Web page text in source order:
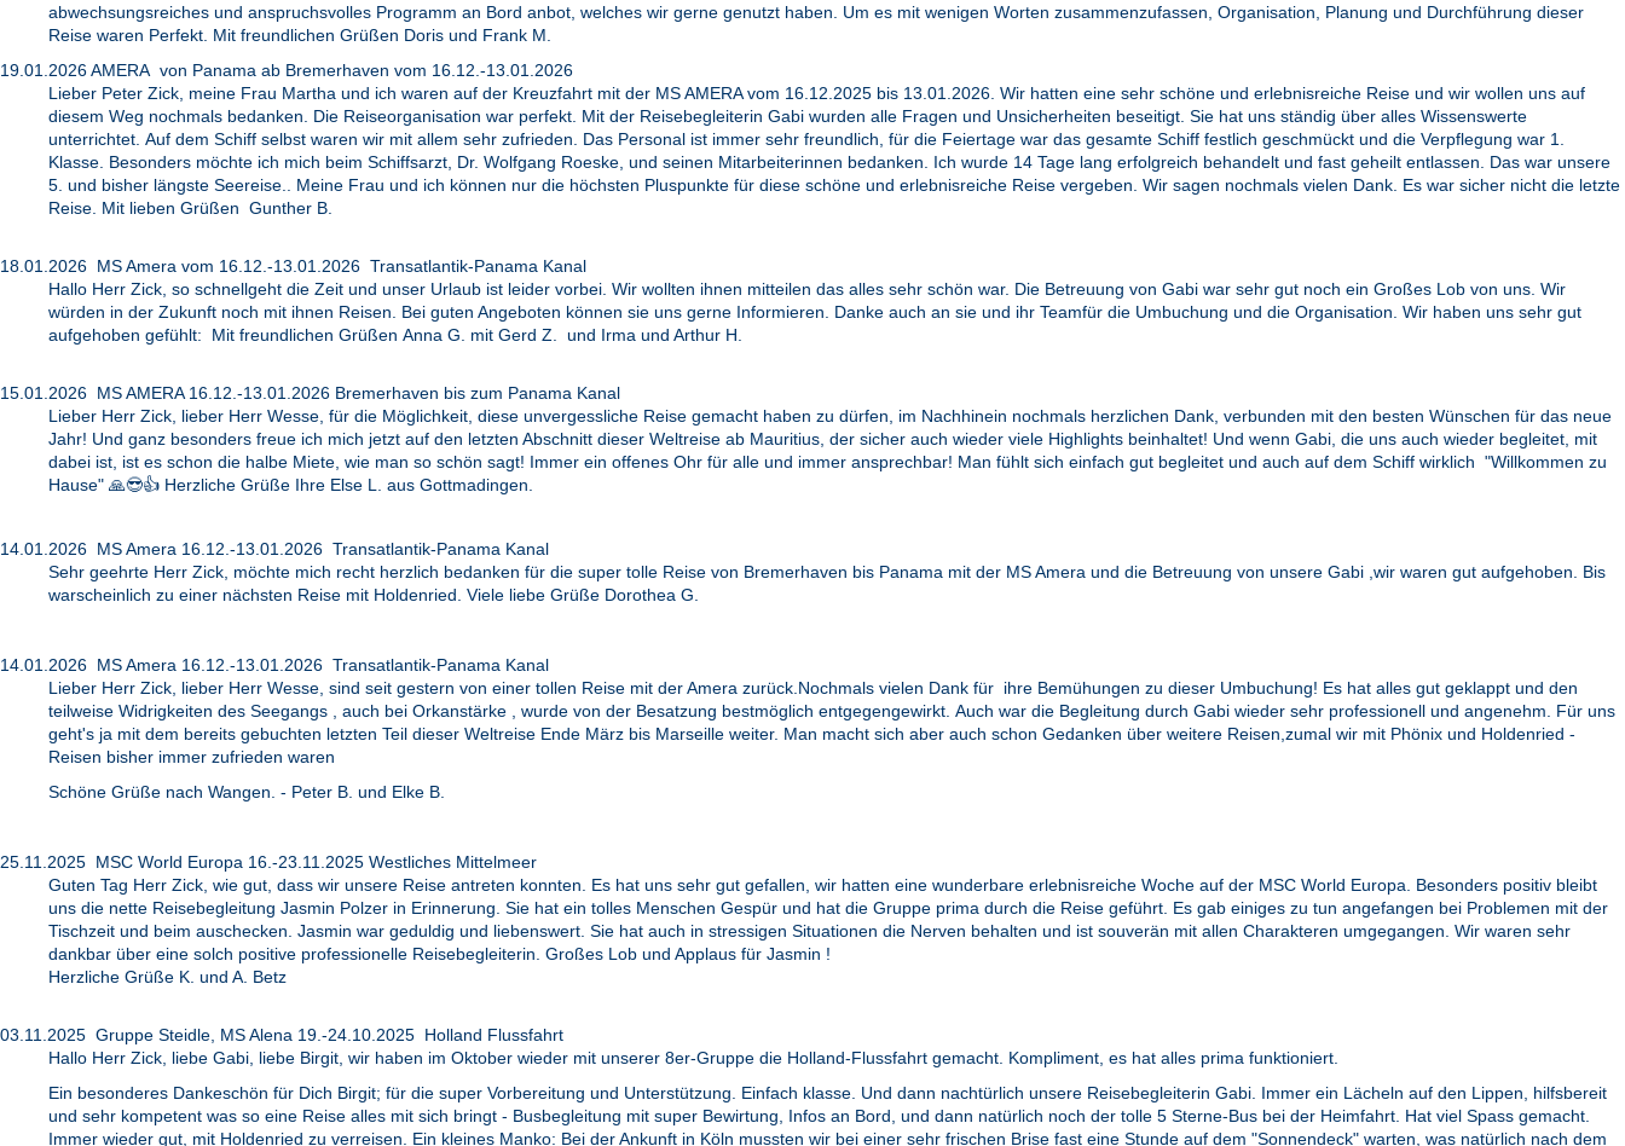
abwechsungsreiches und anspruchsvolles Programm an Bord anbot, welches wir gerne genutzt haben. Um es mit wenigen Worten zusammenzufassen, Organisation, Planung und Durchführung dieser
Reise waren Perfekt. Mit freundlichen Grüßen Doris und Frank M.
19.01.2026 AMERA von Panama ab Bremerhaven vom 16.12.-13.01.2026
Lieber Peter Zick, meine Frau Martha und ich waren auf der Kreuzfahrt mit der MS AMERA vom 16.12.2025 bis 13.01.2026. Wir hatten eine sehr schöne und erlebnisreiche Reise und wir wollen uns auf
diesem Weg nochmals bedanken. Die Reiseorganisation war perfekt. Mit der Reisebegleiterin Gabi wurden alle Fragen und Unsicherheiten beseitigt. Sie hat uns ständig über alles Wissenswerte
unterrichtet. Auf dem Schiff selbst waren wir mit allem sehr zufrieden. Das Personal ist immer sehr freundlich, für die Feiertage war das gesamte Schiff festlich geschmückt und die Verpflegung war 1.
Klasse. Besonders möchte ich mich beim Schiffsarzt, Dr. Wolfgang Roeske, und seinen Mitarbeiterinnen bedanken. Ich wurde 14 Tage lang erfolgreich behandelt und fast geheilt entlassen. Das war unsere
5. und bisher längste Seereise.. Meine Frau und ich können nur die höchsten Pluspunkte für diese schöne und erlebnisreiche Reise vergeben. Wir sagen nochmals vielen Dank. Es war sicher nicht die letzte
Reise. Mit lieben Grüßen Gunther B.
18.01.2026 MS Amera vom 16.12.-13.01.2026 Transatlantik-Panama Kanal
Hallo Herr Zick, so schnellgeht die Zeit und unser Urlaub ist leider vorbei. Wir wollten ihnen mitteilen das alles sehr schön war. Die Betreuung von Gabi war sehr gut noch ein Großes Lob von uns. Wir
würden in der Zukunft noch mit ihnen Reisen. Bei guten Angeboten können sie uns gerne Informieren. Danke auch an sie und ihr Teamfür die Umbuchung und die Organisation. Wir haben uns sehr gut
aufgehoben gefühlt: Mit freundlichen Grüßen Anna G. mit Gerd Z. und Irma und Arthur H.
15.01.2026 MS AMERA 16.12.-13.01.2026 Bremerhaven bis zum Panama Kanal
Lieber Herr Zick, lieber Herr Wesse, für die Möglichkeit, diese unvergessliche Reise gemacht haben zu dürfen, im Nachhinein nochmals herzlichen Dank, verbunden mit den besten Wünschen für das neue
Jahr! Und ganz besonders freue ich mich jetzt auf den letzten Abschnitt dieser Weltreise ab Mauritius, der sicher auch wieder viele Highlights beinhaltet! Und wenn Gabi, die uns auch wieder begleitet, mit
dabei ist, ist es schon die halbe Miete, wie man so schön sagt! Immer ein offenes Ohr für alle und immer ansprechbar! Man fühlt sich einfach gut begleitet und auch auf dem Schiff wirklich "Willkommen zu
Hause" 🙏😎👍 Herzliche Grüße Ihre Else L. aus Gottmadingen.
14.01.2026 MS Amera 16.12.-13.01.2026 Transatlantik-Panama Kanal
Sehr geehrte Herr Zick, möchte mich recht herzlich bedanken für die super tolle Reise von Bremerhaven bis Panama mit der MS Amera und die Betreuung von unsere Gabi ,wir waren gut aufgehoben. Bis
warscheinlich zu einer nächsten Reise mit Holdenried. Viele liebe Grüße Dorothea G.
14.01.2026 MS Amera 16.12.-13.01.2026 Transatlantik-Panama Kanal
Lieber Herr Zick, lieber Herr Wesse, sind seit gestern von einer tollen Reise mit der Amera zurück.Nochmals vielen Dank für ihre Bemühungen zu dieser Umbuchung! Es hat alles gut geklappt und den
teilweise Widrigkeiten des Seegangs , auch bei Orkanstärke , wurde von der Besatzung bestmöglich entgegengewirkt. Auch war die Begleitung durch Gabi wieder sehr professionell und angenehm. Für uns
geht's ja mit dem bereits gebuchten letzten Teil dieser Weltreise Ende März bis Marseille weiter. Man macht sich aber auch schon Gedanken über weitere Reisen,zumal wir mit Phönix und Holdenried -
Reisen bisher immer zufrieden waren
Schöne Grüße nach Wangen. - Peter B. und Elke B.
25.11.2025 MSC World Europa 16.-23.11.2025 Westliches Mittelmeer
Guten Tag Herr Zick, wie gut, dass wir unsere Reise antreten konnten. Es hat uns sehr gut gefallen, wir hatten eine wunderbare erlebnisreiche Woche auf der MSC World Europa. Besonders positiv bleibt
uns die nette Reisebegleitung Jasmin Polzer in Erinnerung. Sie hat ein tolles Menschen Gespür und hat die Gruppe prima durch die Reise geführt. Es gab einiges zu tun angefangen bei Problemen mit der
Tischzeit und beim auschecken. Jasmin war geduldig und liebenswert. Sie hat auch in stressigen Situationen die Nerven behalten und ist souverän mit allen Charakteren umgegangen. Wir waren sehr
dankbar über eine solch positive professionelle Reisebegleiterin. Großes Lob und Applaus für Jasmin !
Herzliche Grüße K. und A. Betz
03.11.2025 Gruppe Steidle, MS Alena 19.-24.10.2025 Holland Flussfahrt
Hallo Herr Zick, liebe Gabi, liebe Birgit, wir haben im Oktober wieder mit unserer 8er-Gruppe die Holland-Flussfahrt gemacht. Kompliment, es hat alles prima funktioniert.
Ein besonderes Dankeschön für Dich Birgit; für die super Vorbereitung und Unterstützung. Einfach klasse. Und dann nachtürlich unsere Reisebegleiterin Gabi. Immer ein Lächeln auf den Lippen, hilfsbereit
und sehr kompetent was so eine Reise alles mit sich bringt - Busbegleitung mit super Bewirtung, Infos an Bord, und dann natürlich noch der tolle 5 Sterne-Bus bei der Heimfahrt. Hat viel Spass gemacht.
Immer wieder gut, mit Holdenried zu verreisen. Ein kleines Manko: Bei der Ankunft in Köln mussten wir bei einer sehr frischen Brise fast eine Stunde auf dem "Sonnendeck" warten, was natürlich nach dem